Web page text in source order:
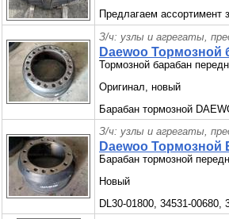
Предлагаем ассортимент
З/ч: узлы и агрегаты,
Daewoo Тормозной
Тормозной барабан
Оригинал, новый
Барабан тормозной
З/ч: узлы и агрегаты,
Daewoo Тормозной
Барабан тормозной
Новый
DL30-01800, 34531-00680,